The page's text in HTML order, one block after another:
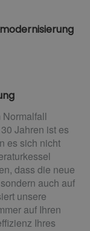
Jahren ist es
es sich nicht
dass die neue
auch auf
unsere
auf Ihren
Ihres